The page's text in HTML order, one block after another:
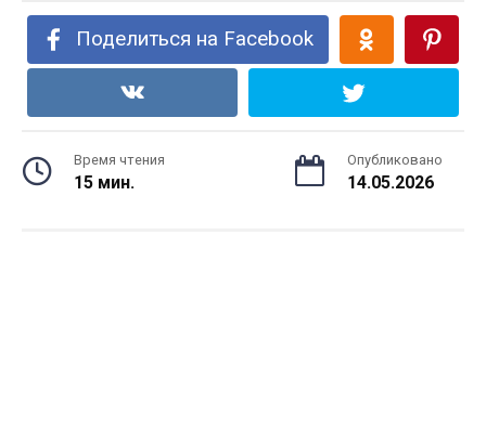
Поделиться на Facebook
Время чтения
15 мин.
Опубликовано
14.05.2026